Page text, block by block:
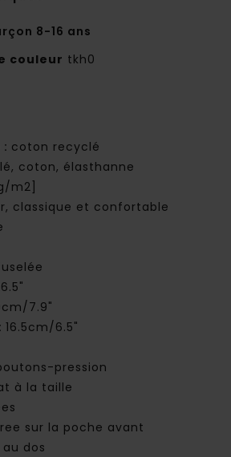
8-16 ans
couleur tkh0
coton recyclé
coton, élasthanne
m2]
classique et confortable
7.9"
16.5cm/6.5"
pression
à la taille
sur la poche avant
dos